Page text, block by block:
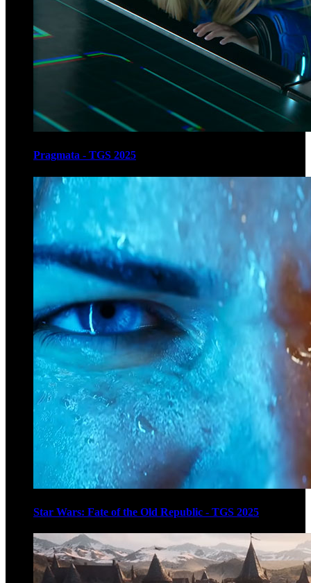
Pragmata - TGS 2025
Star Wars: Fate of the Old Republic - TGS 2025